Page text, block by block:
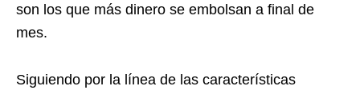
son los que más dinero se embolsan a final de
mes.
Siguiendo por la línea de las características